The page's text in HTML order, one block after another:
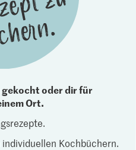
gekocht oder dir für
Ort.
Kochbüchern.